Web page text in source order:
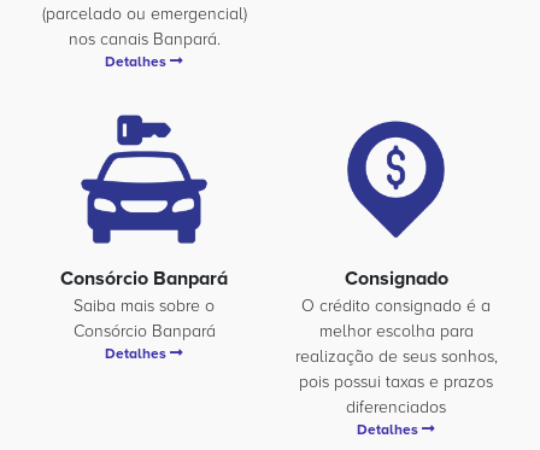
(parcelado ou emergencial)
nos canais Banpará.
Detalhes
Consórcio Banpará
Saiba mais sobre o
Consórcio Banpará
Detalhes
Consignado
O crédito consignado é a
melhor escolha para
realização de seus sonhos,
pois possui taxas e prazos
diferenciados
Detalhes